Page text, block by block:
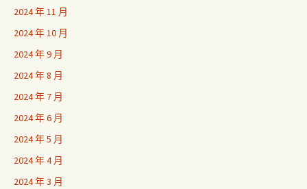
2024 年 11 月
2024 年 10 月
2024 年 9 月
2024 年 8 月
2024 年 7 月
2024 年 6 月
2024 年 5 月
2024 年 4 月
2024 年 3 月